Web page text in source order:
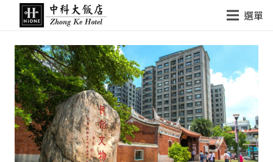
選單